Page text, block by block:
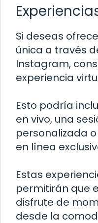
Si deseas
única a través
Instagram,
experiencia
Esto podría
en vivo, una
personalizada
en línea
Estas
permitirán que
disfrute de
desde la